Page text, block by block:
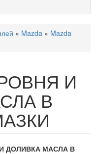
» Mazda » Mazda
И
В
И ДОЛИВКА МАСЛА В